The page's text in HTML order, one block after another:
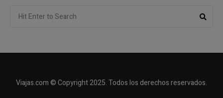
for:
Viajas.com © Copyright 2025. Todos los derechos reservados.